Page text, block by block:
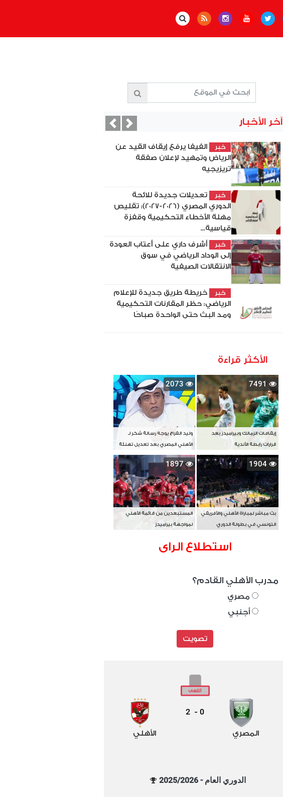
آخر الأخبار
خبر
الفيفا يرفع إيقاف القيد عن
الرياض وتمهيد لإعلان صفقة
تريزيجيه
خبر
تعديلات جديدة للائحة
الدوري المصري (2026-2027): تقليص
مهلة الأخطاء التحكيمية وقفزة
قياسية...
خبر
أشرف داري على أعتاب العودة
إلى الوداد الرياضي في سوق
الانتقالات الصيفية
خبر
خريطة طريق جديدة للإعلام
الرياضي: حظر المقارنات التحكيمية
ومد البث حتى الواحدة صباحًا
PreviousNext
الأكثر قراءة
7491
إيقافات الزمالك وبيراميدز بعد
قرارات رابطة الأندية
2073
وليد الفراج يوجه رسالة شكر لـ
الأهلي المصري بعد تعديل تهنئة
بطل آسيا
1904
بث مباشر لمباراة الأهلي والأفريقي
التونسي في بطولة الدوري
1897
المستبعدين من قائمة الأهلي
لمواجهة بيراميدز
استطلاع الراى
مدرب الأهلي القادم؟
مصري
أجنبي
تصويت
المصري
0
-
2
الأهلي
الدوري العام - 2025/2026